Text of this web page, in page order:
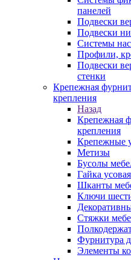
панелей
Подвески
Подвески
Системы
Профили,
Подвески
стенки
Крепежная
крепления
Назад
Крепежная
крепления
Крепежные
Метизы
Бусолы
Гайка усовая
Шканты
Ключи
Стяжки
Фурнитура
Элементы